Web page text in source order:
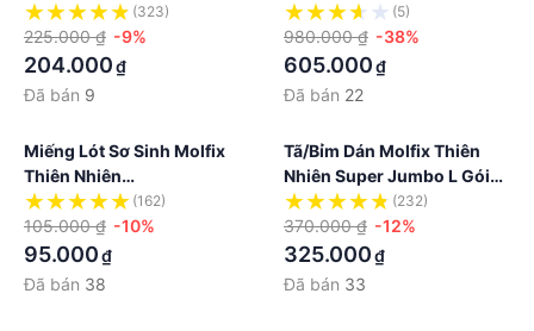
Miếng
(323)
225.000 ₫ -9%
204.000₫
Đã bán 9
XXL - C1 - 2 Gói, 128 Miếng
(5)
980.000 ₫ -38%
605.000₫
Đã bán 22
Miếng Lót Sơ Sinh Molfix
Thiên Nhiên
NB1J64/NB1SJ90/NB2SJ60
(162)
105.000 ₫ -10%
95.000₫
Đã bán 38
Tã/bỉm Dán Molfix Thiên
Nhiên Super Jumbo L Gói
68+6 Miếng (232)
370.000 ₫ -12%
325.000₫
Đã bán 33